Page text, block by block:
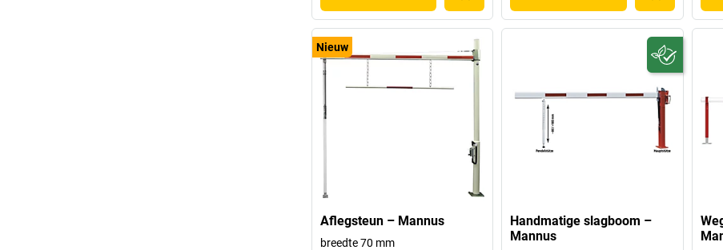
Nieuw
Aflegsteun – Mannus
breedte 70 mm
Handmatige slagboom –
Mannus